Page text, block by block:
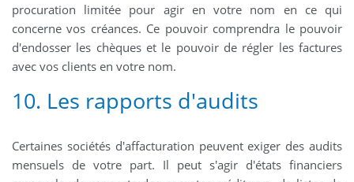
procuration limitée pour agir en votre nom en ce qui
concerne vos créances. Ce pouvoir comprendra le pouvoir
d'endosser les chèques et le pouvoir de régler les factures
avec vos clients en votre nom.
10. Les rapports d'audits
Certaines sociétés d'affacturation peuvent exiger des audits
mensuels de votre part. Il peut s'agir d'états financiers